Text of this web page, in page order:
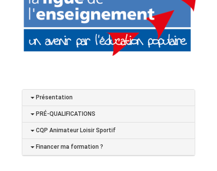
Présentation
PRÉ-QUALIFICATIONS
CQP Animateur Loisir Sportif
Financer ma formation ?